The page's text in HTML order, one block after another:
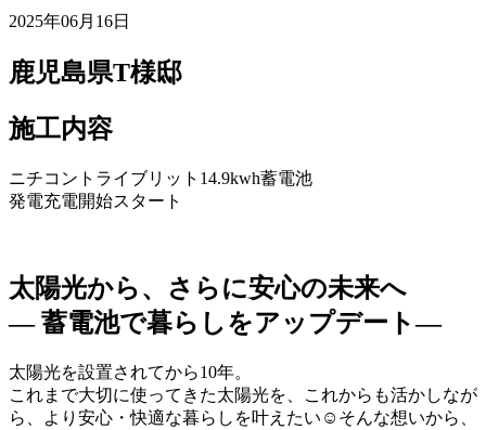
2025年06月16日
鹿児島県T様邸
施工内容
ニチコントライブリット14.9kwh蓄電池
発電充電開始スタート
太陽光から、さらに安心の未来へ
— 蓄電池で暮らしをアップデート—
太陽光を設置されてから10年。
これまで大切に使ってきた太陽光を、これからも活かしなが
ら、より安心・快適な暮らしを叶えたい☺️そんな想いから、